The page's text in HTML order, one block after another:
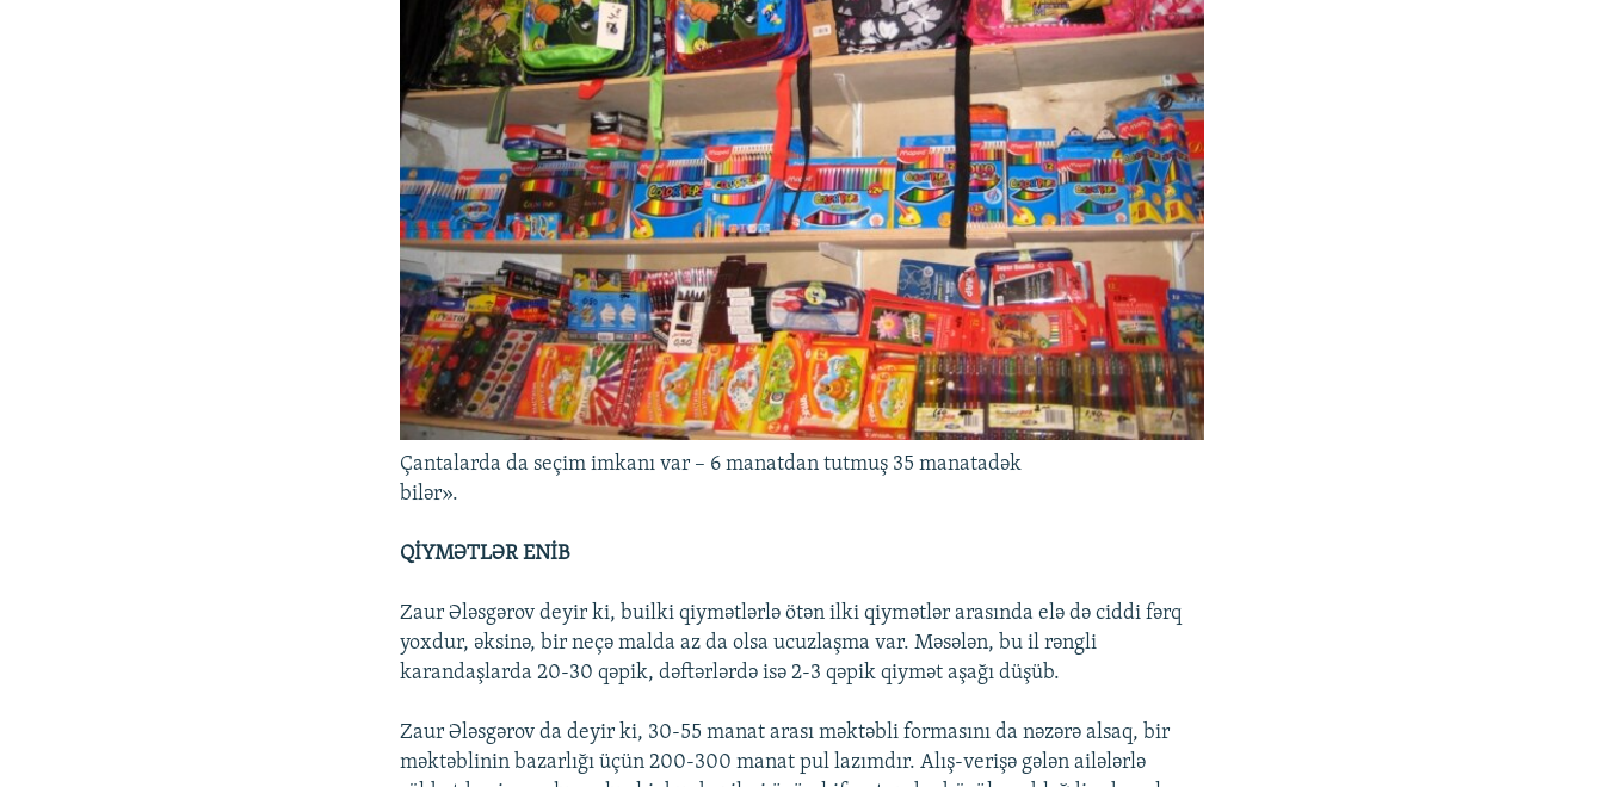
Çantalarda da seçim imkanı var – 6 manatdan tutmuş 35 manatadək
bilər».
QİYMƏTLƏR ENİB
Zaur Ələsgərov deyir ki, builki qiymətlərlə ötən ilki qiymətlər arasında elə də ciddi fərq
yoxdur, əksinə, bir neçə malda az da olsa ucuzlaşma var. Məsələn, bu il rəngli
karandaşlarda 20-30 qəpik, dəftərlərdə isə 2-3 qəpik qiymət aşağı düşüb.
Zaur Ələsgərov da deyir ki, 30-55 manat arası məktəbli formasını da nəzərə alsaq, bir
məktəblinin bazarlığı üçün 200-300 manat pul lazımdır. Alış-verişə gələn ailələrlə